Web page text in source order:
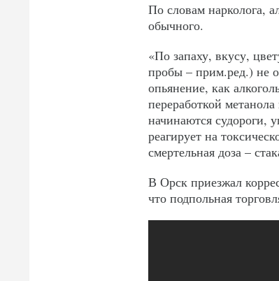
По словам нарколога,
обычного.
«По запаху, вкусу,
пробы – прим.ред.) не
опьянение, как
переработкой
начинаются судороги,
реагирует на
смертельная доза –
В Орск приезжал
что подпольная